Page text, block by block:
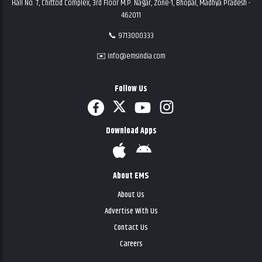
Hall No. 7, Chittod Complex, 3rd Floor M.P. Nagar, Zone-1, Bhopal, Madhya Pradesh -
462011
📞 9713000333
✉️ info@emsindia.com
Follow Us
Download Apps
About EMS
About Us
Advertise With Us
Contact Us
Careers